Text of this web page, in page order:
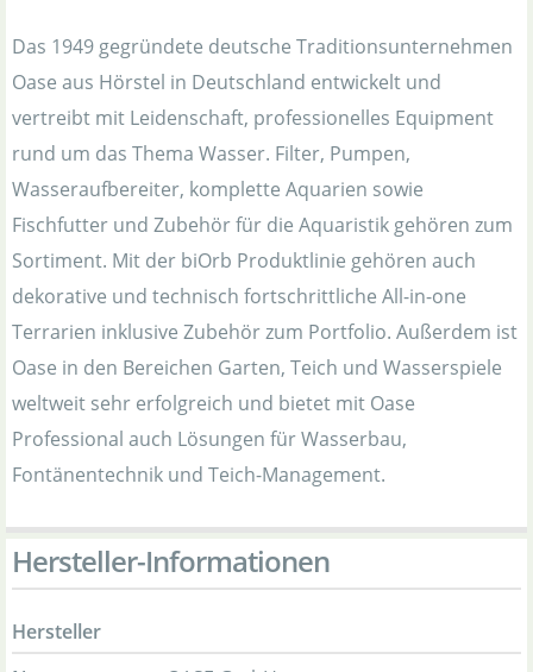
Das 1949 gegründete deutsche Traditionsunternehmen
Oase aus Hörstel in Deutschland entwickelt und
vertreibt mit Leidenschaft, professionelles Equipment
rund um das Thema Wasser. Filter, Pumpen,
Wasseraufbereiter, komplette Aquarien sowie
Fischfutter und Zubehör für die Aquaristik gehören zum
Sortiment. Mit der biOrb Produktlinie gehören auch
dekorative und technisch fortschrittliche All-in-one
Terrarien inklusive Zubehör zum Portfolio. Außerdem ist
Oase in den Bereichen Garten, Teich und Wasserspiele
weltweit sehr erfolgreich und bietet mit Oase
Professional auch Lösungen für Wasserbau,
Fontänentechnik und Teich-Management.
Hersteller-Informationen
Hersteller